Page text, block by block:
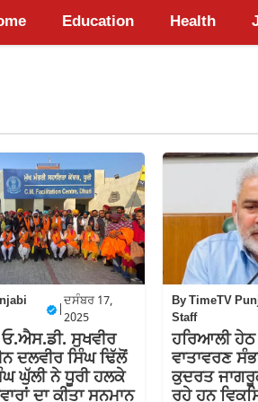
Education Health
ਦਸੰਬਰ 17,
2025
ਸੁਖਵੀਰ
ਦਲਵੀਰ ਸਿੰਘ ਢਿੱਲੋਂ
ਘੁੱਲੀ ਨੇ ਧੂਰੀ ਹਲਕੇ
ਦਾ ਕੀਤਾ ਸਨਮਾਨ
ByTimeTV
Staff
ਹਰਿਆਲੀ
ਵਾਤਾਵਰਣ
ਕੁਦਰਤ
ਰਹੇ ਹਨ